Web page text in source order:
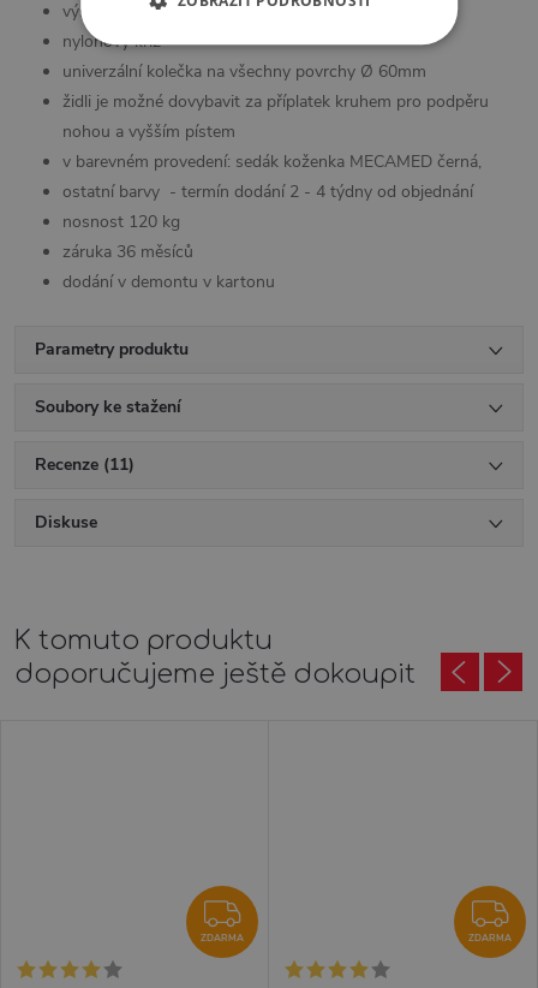
výškově nastavitelná
nylonový kříž
univerzální kolečka na všechny povrchy Ø 60mm
židli je možné dovybavit za příplatek kruhem pro podpěru
nohou a vyšším pístem
v barevném provedení: sedák koženka MECAMED černá,
ostatní barvy - termín dodání 2 - 4 týdny od objednání
nosnost 120 kg
záruka 36 měsíců
dodání v demontu v kartonu
Parametry produktu
Soubory ke stažení
Recenze (11)
Diskuse
K tomuto produktu
doporučujeme ještě dokoupit
ZDARMA
ZDARMA ZDARMA